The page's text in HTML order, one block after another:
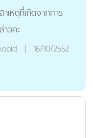
เหตุที่เกิดจากการ
วคะ
| 16/10/2552